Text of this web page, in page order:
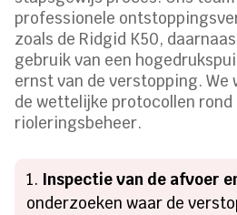
professionele
zoals de Ridgid K50,
gebruik van een
ernst van de verstopping. We
de wettelijke protocollen
rioleringsbeheer.
Inspectie van de afvoer
onderzoeken waar de